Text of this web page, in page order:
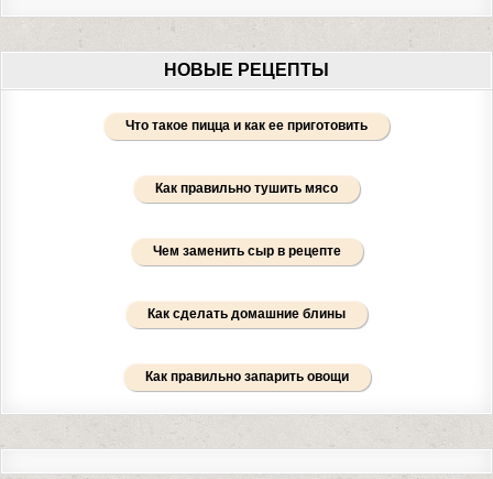
НОВЫЕ РЕЦЕПТЫ
Что такое пицца и как ее приготовить
Как правильно тушить мясо
Чем заменить сыр в рецепте
Как сделать домашние блины
Как правильно запарить овощи